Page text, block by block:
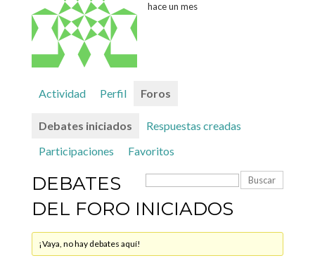
hace un mes
Actividad Perfil Foros
Debates iniciados
Respuestas creadas
Participaciones
Favoritos
DEBATES
DEL FORO INICIADOS
¡Vaya, no hay debates aquí!